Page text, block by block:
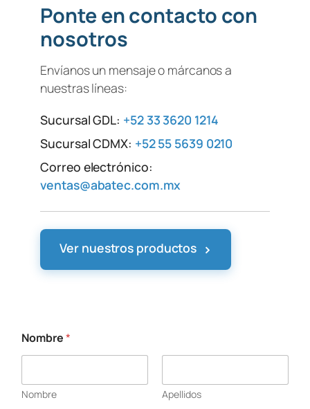
Ponte en contacto con
nosotros
Envíanos un mensaje o márcanos a
nuestras líneas:
Sucursal GDL: +52 33 3620 1214
Sucursal CDMX: +52 55 5639 0210
Correo electrónico:
ventas@abatec.com.mx
Ver nuestros productos ›
e
l
c
t
Nombre*
Nombre Apellidos